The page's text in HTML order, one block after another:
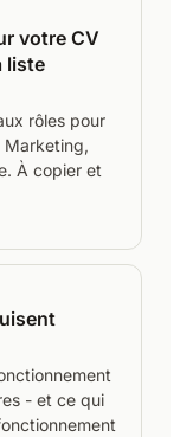
votre CV
liste
rôles pour
Marketing,
À copier et
- et ce qui